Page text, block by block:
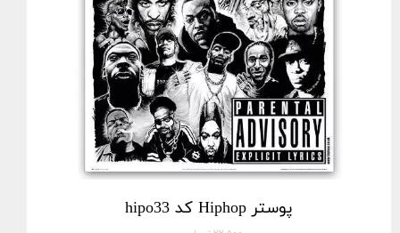
پوستر Hiphop کد hipo33